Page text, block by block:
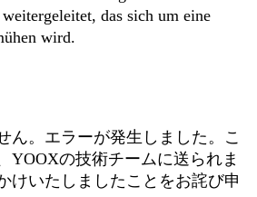
das sich um eine
wird.
ん。エラーが発生しました。こ
YOOXの技術チームに送られま
けいたしましたことをお詫び申